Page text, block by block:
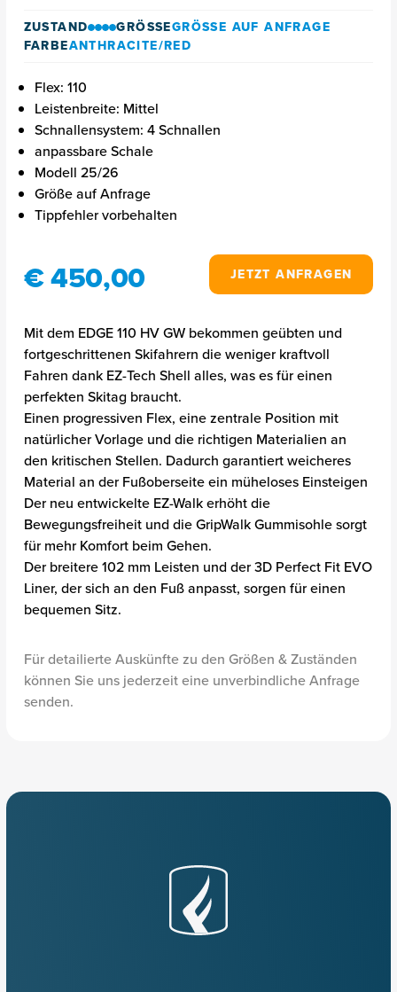
ZUSTAND GRÖSSEGRÖSSE AUF ANFRAGE
FARBEANTHRACITE/RED
Flex: 110
Leistenbreite: Mittel
Schnallensystem: 4 Schnallen
anpassbare Schale
Modell 25/26
Größe auf Anfrage
Tippfehler vorbehalten
€ 450,00 JETZT ANFRAGEN
Mit dem EDGE 110 HV GW bekommen geübten und
fortgeschrittenen Skifahrern die weniger kraftvoll
Fahren dank EZ-Tech Shell alles, was es für einen
perfekten Skitag braucht.
Einen progressiven Flex, eine zentrale Position mit
natürlicher Vorlage und die richtigen Materialien an
den kritischen Stellen. Dadurch garantiert weicheres
Material an der Fußoberseite ein müheloses Einsteigen
Der neu entwickelte EZ-Walk erhöht die
Bewegungsfreiheit und die GripWalk Gummisohle sorgt
für mehr Komfort beim Gehen.
Der breitere 102 mm Leisten und der 3D Perfect Fit EVO
Liner, der sich an den Fuß anpasst, sorgen für einen
bequemen Sitz.
Für detailierte Auskünfte zu den Größen & Zuständen
können Sie uns jederzeit eine unverbindliche Anfrage
senden.